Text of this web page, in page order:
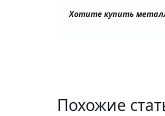
Хотите купить
Похожие